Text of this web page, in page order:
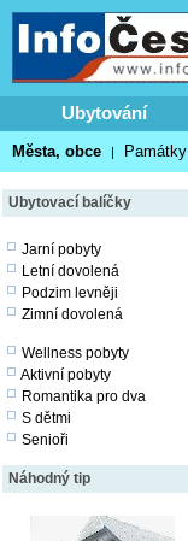
Ubytování
Města, obce | Památky
Ubytovací balíčky
Jarní pobyty
Letní dovolená
Podzim levněji
Zimní dovolená
Wellness pobyty
Aktivní pobyty
Romantika pro dva
S dětmi
Senioři
Náhodný tip